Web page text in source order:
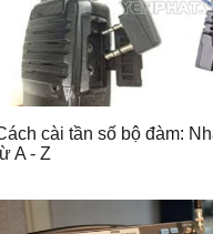
cài tần số bộ đàm:
A - Z